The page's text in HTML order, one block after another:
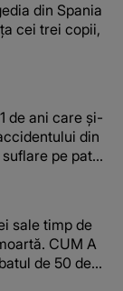
din Spania
cei trei copii,
de ani care și-
din
pe patul
sale timp de
CUM A
de 50 de